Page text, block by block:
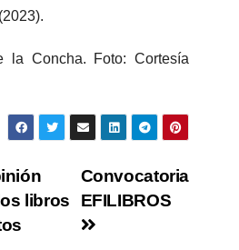
la Concha. Foto: Cortesía
Convocatoria
EFILIBROS
libros